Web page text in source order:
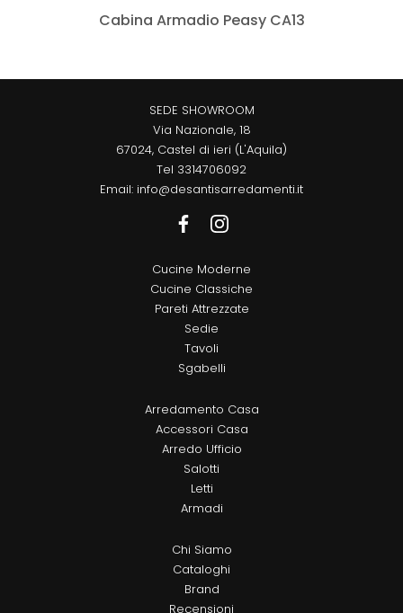
Cabina Armadio Peasy CA13
SEDE SHOWROOM
Via Nazionale, 18
67024, Castel di ieri (L'Aquila)
Tel 3314706092
Email: info@desantisarredamenti.it
Cucine Moderne
Cucine Classiche
Pareti Attrezzate
Sedie
Tavoli
Sgabelli
Arredamento Casa
Accessori Casa
Arredo Ufficio
Salotti
Letti
Armadi
Chi Siamo
Cataloghi
Brand
Recensioni